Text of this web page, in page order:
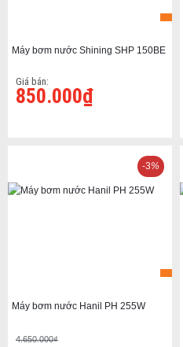
Máy bơm nước Shining SHP 150BE
Giá bán:
850.000₫
Máy bơm nước Hanil PH 255W
4.650.000₫
-3%